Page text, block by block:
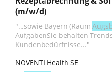
(m/w/d)
"...sowie Bayern (Raum
AufgabenSie behalten
Kundenbedürfnisse..."
NOVENTI Health SE